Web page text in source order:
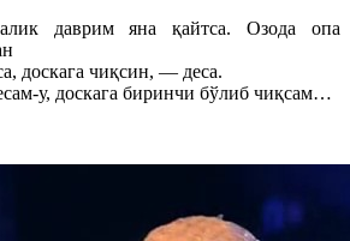
даврим яна қайтса. Озода опа
доскага чиқсин, — деса.
у, доскага биринчи бўлиб чиқсам…